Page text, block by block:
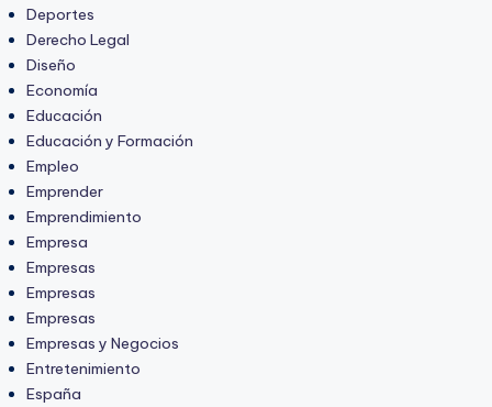
Deportes
Derecho Legal
Diseño
Economía
Educación
Educación y Formación
Empleo
Emprender
Emprendimiento
Empresa
Empresas
Empresas
Empresas
Empresas y Negocios
Entretenimiento
España